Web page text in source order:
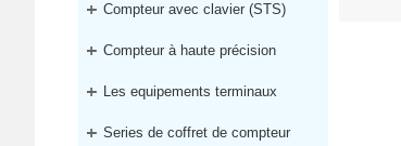
Compteur avec clavier (STS)
Compteur à haute précision
Les equipements terminaux
Series de coffret de compteur